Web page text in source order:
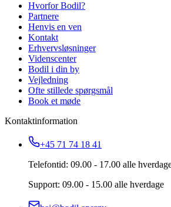
Hvorfor Bodil?
Partnere
Henvis en ven
Kontakt
Erhvervsløsninger
Videnscenter
Bodil i din by
Vejledning
Ofte stillede spørgsmål
Book et møde
Kontaktinformation
+45 71 74 18 41
Telefontid: 09.00 - 17.00 alle
Support: 09.00 - 15.00 alle hverdage